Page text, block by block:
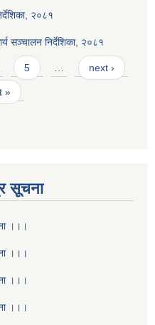
२०८१
सञ्चालन निर्देशिका, २०८१
5 next ›
»
सूचना
।।।
।।।
।।।
।।।